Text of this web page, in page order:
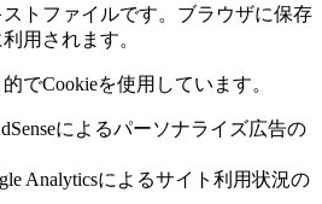
トファイルです。ブラウザに保存
用されます。
でCookieを使用しています。
によるパーソナライズ広告の
Analyticsによるサイト利用状況の